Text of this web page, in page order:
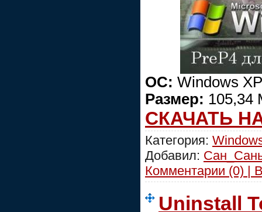
ОС: Windows
Размер: 105,34
СКАЧАТЬ
Категория:
Добавил:
Комментарии (0) |
Uninstall